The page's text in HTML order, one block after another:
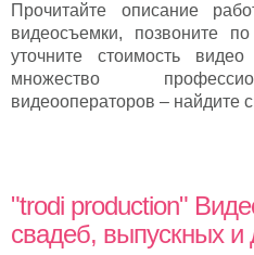
Прочитайте описание
видеосъемки, позвоните
уточните стоимость
множество
видеооператоров – найдите
"trodi production"
свадеб, выпускных и